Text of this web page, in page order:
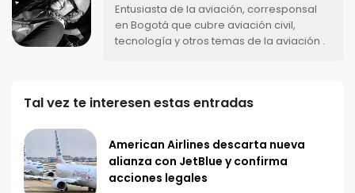
Entusiasta de la aviación, corresponsal
en Bogotá que cubre aviación civil,
tecnología y otros temas de la aviación .
Tal vez te interesen estas entradas
American Airlines descarta nueva
alianza con JetBlue y confirma
acciones legales